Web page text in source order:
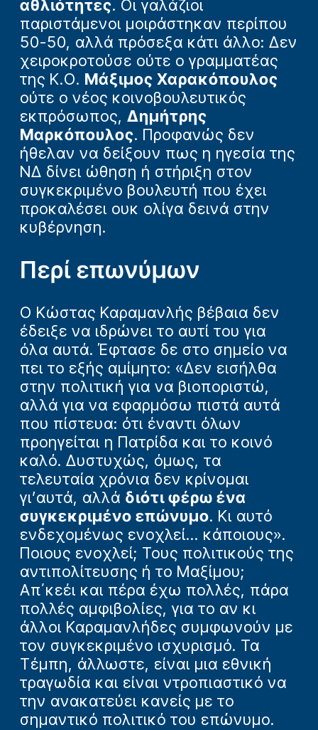
αθλιότητες. Οι γαλάζιοι
παριστάμενοι μοιράστηκαν περίπου
50-50, αλλά πρόσεξα κάτι άλλο: Δεν
χειροκροτούσε ούτε ο γραμματέας
της Κ.Ο. Μάξιμος Χαρακόπουλος
ούτε ο νέος κοινοβουλευτικός
εκπρόσωπος, Δημήτρης
Μαρκόπουλος. Προφανώς δεν
ήθελαν να δείξουν πως η ηγεσία της
ΝΔ δίνει ώθηση ή στήριξη στον
συγκεκριμένο βουλευτή που έχει
προκαλέσει ουκ ολίγα δεινά στην
κυβέρνηση.
Περί επωνύμων
Ο Κώστας Καραμανλής βέβαια δεν
έδειξε να ιδρώνει το αυτί του για
όλα αυτά. Έφτασε δε στο σημείο να
πει το εξής αμίμητο: «Δεν εισήλθα
στην πολιτική για να βιοποριστώ,
αλλά για να εφαρμόσω πιστά αυτά
που πίστευα: ότι έναντι όλων
προηγείται η Πατρίδα και το κοινό
καλό. Δυστυχώς, όμως, τα
τελευταία χρόνια δεν κρίνομαι
γι’αυτά, αλλά διότι φέρω ένα
συγκεκριμένο επώνυμο. Κι αυτό
ενδεχομένως ενοχλεί… κάποιους».
Ποιους ενοχλεί; Τους πολιτικούς της
αντιπολίτευσης ή το Μαξίμου;
Απ΄κεέι και πέρα έχω πολλές, πάρα
πολλές αμφιβολίες, για το αν κι
άλλοι Καραμανλήδες συμφωνούν με
τον συγκεκριμένο ισχυρισμό. Τα
Τέμπη, άλλωστε, είναι μια εθνική
τραγωδία και είναι ντροπιαστικό να
την ανακατεύει κανείς με το
σημαντικό πολιτικό του επώνυμο.